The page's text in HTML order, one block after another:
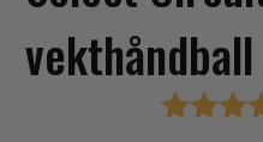
vekthåndball